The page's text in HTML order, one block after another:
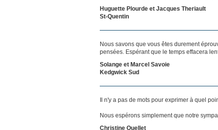
Huguette Plourde et Jacques Theriault
St-Quentin
Nous savons que vous êtes durement
pensées. Espérant que le temps effacera
Solange et Marcel Savoie
Kedgwick Sud
Il n'y a pas de mots pour exprimer à quel
Nous espérons simplement que notre
Christine Ouellet